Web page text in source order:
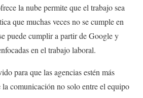
la nube permite que el trabajo sea
que muchas veces no se cumple en
puede cumplir a partir de Google y
en el trabajo laboral.
para que las agencias estén más
la comunicación no solo entre el equipo